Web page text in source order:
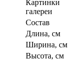
Картинки
галереи
Состав
Длина, см
Ширина, см
Высота, см